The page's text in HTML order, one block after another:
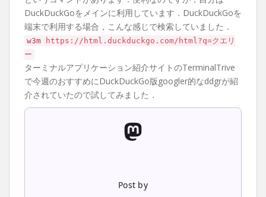
DuckDuckGoをメインに利用しています．DuckDuckGoを
端末で利用する場合，こんな感じで検索していました．
w3m
https://html.duckduckgo.com/html?q=クエリ
ー
ターミナルアプリケーション紹介サイトのTerminalTrive
で今週のおすすめにDuckDuckGo版googler的なddgrが紹
介されていたので試してみました．
Post by